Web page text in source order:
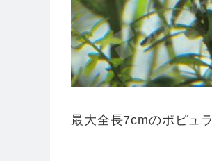
最大全長7cmのポピュ